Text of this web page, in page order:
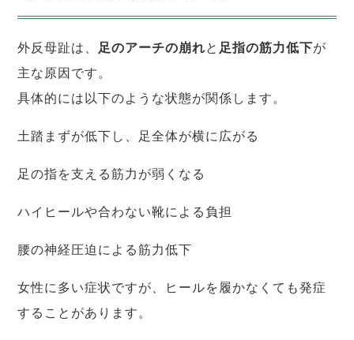
外反母趾は、 足のアーチの崩れと 足指の筋力低下が
主な原因です。
具体的には以下のような状態が関係します。
土踏まずが低下し、足全体が横に広がる
足の指を支える筋力が弱くなる
ハイヒールや合わない靴による負担
腰の神経圧迫による筋力低下
女性に多い症状ですが、ヒールを履かなくても発症
することがあります。